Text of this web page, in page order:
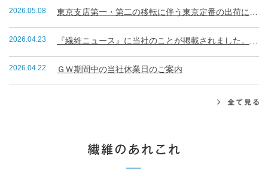
2026.05.08
2026.04.23
2026.04.22 ＧＷ期間中の当社休業日のご案内